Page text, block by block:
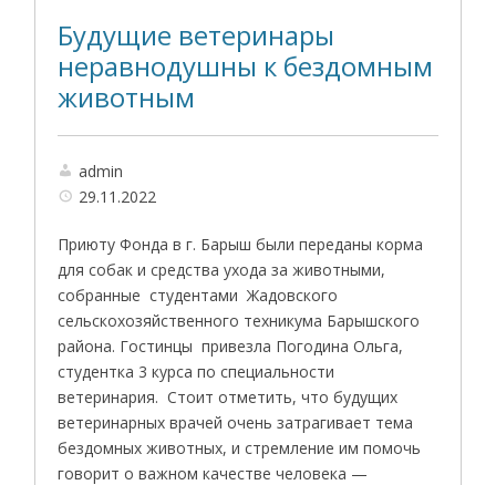
Будущие ветеринары
неравнодушны к бездомным
животным
admin
29.11.2022
Приюту Фонда в г. Барыш были переданы корма
для собак и средства ухода за животными,
собранные студентами Жадовского
сельскохозяйственного техникума Барышского
района. Гостинцы привезла Погодина Ольга,
студентка 3 курса по специальности
ветеринария. Стоит отметить, что будущих
ветеринарных врачей очень затрагивает тема
бездомных животных, и стремление им помочь
говорит о важном качестве человека —